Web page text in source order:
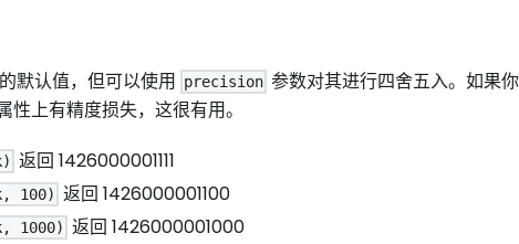
默认值，但可以使用 precision 参数对其进行四舍五入。如果
上有精度损失，这很有用。
返回 1426000001111
100) 返回 1426000001100
1000) 返回 1426000001000